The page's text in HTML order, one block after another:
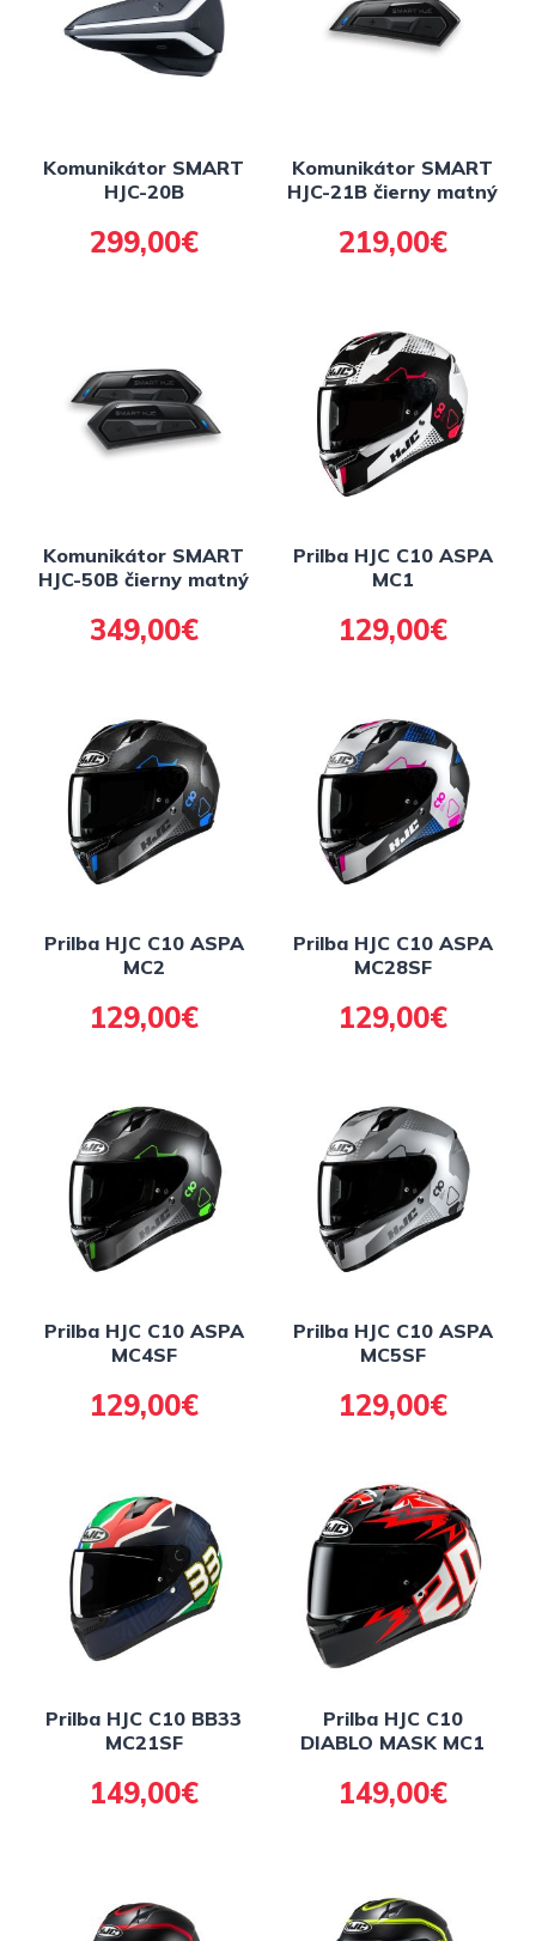
Komunikátor SMART
HJC-20B
299,00€
Komunikátor SMART
HJC-21B čierny matný
219,00€
Komunikátor SMART
HJC-50B čierny matný
349,00€
Prilba HJC C10 ASPA
MC1
129,00€
Prilba HJC C10 ASPA
MC2
129,00€
Prilba HJC C10 ASPA
MC28SF
129,00€
Prilba HJC C10 ASPA
MC4SF
129,00€
Prilba HJC C10 ASPA
MC5SF
129,00€
Prilba HJC C10 BB33
MC21SF
149,00€
Prilba HJC C10
DIABLO MASK MC1
149,00€